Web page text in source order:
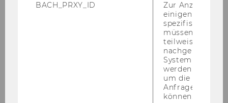
Aktuelle Dokumente und Richtlinien
BACH_PRXY_ID
Zur Anzeige von
einigen WU-
spezifischen
müssen
teilweise von
nachgelagerten
System
werden.
um die Antwort
Anfrage
können.